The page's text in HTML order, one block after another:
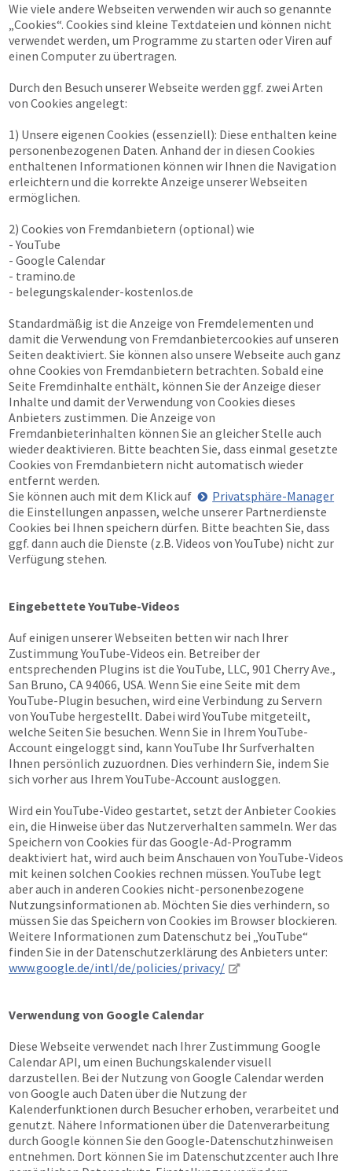
Wie viele andere Webseiten verwenden wir auch so genannte
„Cookies“. Cookies sind kleine Textdateien und können nicht
verwendet werden, um Programme zu starten oder Viren auf
einen Computer zu übertragen.
Durch den Besuch unserer Webseite werden ggf. zwei Arten
von Cookies angelegt:
1) Unsere eigenen Cookies (essenziell): Diese enthalten keine
personenbezogenen Daten. Anhand der in diesen Cookies
enthaltenen Informationen können wir Ihnen die Navigation
erleichtern und die korrekte Anzeige unserer Webseiten
ermöglichen.
2) Cookies von Fremdanbietern (optional) wie
- YouTube
- Google Calendar
- tramino.de
- belegungskalender-kostenlos.de
Standardmäßig ist die Anzeige von Fremdelementen und
damit die Verwendung von Fremdanbietercookies auf unseren
Seiten deaktiviert. Sie können also unsere Webseite auch ganz
ohne Cookies von Fremdanbietern betrachten. Sobald eine
Seite Fremdinhalte enthält, können Sie der Anzeige dieser
Inhalte und damit der Verwendung von Cookies dieses
Anbieters zustimmen. Die Anzeige von
Fremdanbieterinhalten können Sie an gleicher Stelle auch
wieder deaktivieren. Bitte beachten Sie, dass einmal gesetzte
Cookies von Fremdanbietern nicht automatisch wieder
entfernt werden.
Sie können auch mit dem Klick auf
Privatsphäre-Manager
die Einstellungen anpassen, welche unserer Partnerdienste
Cookies bei Ihnen speichern dürfen. Bitte beachten Sie, dass
ggf. dann auch die Dienste (z.B. Videos von YouTube) nicht zur
Verfügung stehen.
Eingebettete YouTube-Videos
Auf einigen unserer Webseiten betten wir nach Ihrer
Zustimmung YouTube-Videos ein. Betreiber der
entsprechenden Plugins ist die YouTube, LLC, 901 Cherry Ave.,
San Bruno, CA 94066, USA. Wenn Sie eine Seite mit dem
YouTube-Plugin besuchen, wird eine Verbindung zu Servern
von YouTube hergestellt. Dabei wird YouTube mitgeteilt,
welche Seiten Sie besuchen. Wenn Sie in Ihrem YouTube-
Account eingeloggt sind, kann YouTube Ihr Surfverhalten
Ihnen persönlich zuzuordnen. Dies verhindern Sie, indem Sie
sich vorher aus Ihrem YouTube-Account ausloggen.
Wird ein YouTube-Video gestartet, setzt der Anbieter Cookies
ein, die Hinweise über das Nutzerverhalten sammeln. Wer das
Speichern von Cookies für das Google-Ad-Programm
deaktiviert hat, wird auch beim Anschauen von YouTube-Videos
mit keinen solchen Cookies rechnen müssen. YouTube legt
aber auch in anderen Cookies nicht-personenbezogene
Nutzungsinformationen ab. Möchten Sie dies verhindern, so
müssen Sie das Speichern von Cookies im Browser blockieren.
Weitere Informationen zum Datenschutz bei „YouTube“
finden Sie in der Datenschutzerklärung des Anbieters unter:
www.google.de/intl/de/policies/privacy/
Verwendung von Google Calendar
Diese Webseite verwendet nach Ihrer Zustimmung Google
Calendar API, um einen Buchungskalender visuell
darzustellen. Bei der Nutzung von Google Calendar werden
von Google auch Daten über die Nutzung der
Kalenderfunktionen durch Besucher erhoben, verarbeitet und
genutzt. Nähere Informationen über die Datenverarbeitung
durch Google können Sie den Google-Datenschutzhinweisen
entnehmen. Dort können Sie im Datenschutzcenter auch Ihre